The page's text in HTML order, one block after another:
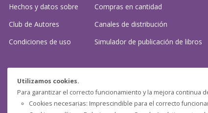
Utilizamos cookies.
Para garantizar el correcto funcionamiento y la mejora continua
Cookies necesarias: Imprescindible para el correcto
Hechos y datos sobre
Club de Autores
Condiciones de uso
Compras en cantidad
Canales de distribución
Simulador de publicación de libros
¿Necesitas ayuda?
Preguntas frecuentes